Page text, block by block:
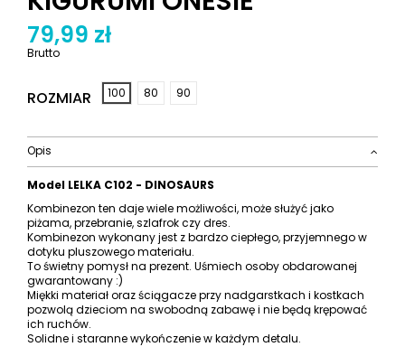
79,99 zł
Brutto
ROZMIAR 100 80 90
Opis
Model LELKA C102 - DINOSAURS
Kombinezon ten daje wiele możliwości, może służyć jako
piżama, przebranie, szlafrok czy dres.
Kombinezon wykonany jest z bardzo ciepłego, przyjemnego w
dotyku pluszowego materiału.
To świetny pomysł na prezent. Uśmiech osoby obdarowanej
gwarantowany :)
Miękki materiał oraz ściągacze przy nadgarstkach i kostkach
pozwolą dzieciom na swobodną zabawę i nie będą krępować
ich ruchów.
Solidne i staranne wykończenie w każdym detalu.